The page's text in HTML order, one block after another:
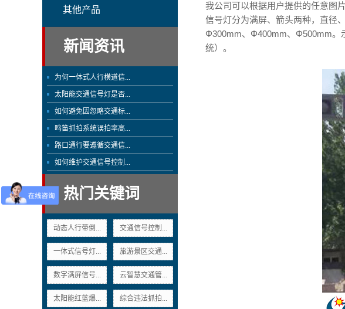
其他产品
新闻资讯
为何一体式人行横道信...
太阳能交通信号灯是否...
如何避免因忽略交通标...
鸣笛抓拍系统误拍率高...
路口通行要遵循交通信...
如何维护交通信号控制...
热门关键词
动态人行带倒... 交通信号控制...
一体式信号灯... 旅游景区交通...
数字满屏信号... 云智慧交通管...
太阳能红蓝爆... 综合违法抓拍...
我公司可以根据用户提供的任意图
信号灯分为满屏、箭头两种，直径
Φ300mm、Φ400mm、Φ500mm。
统）。